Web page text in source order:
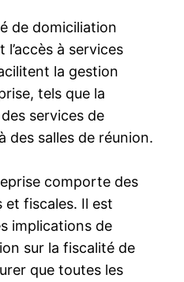
de domiciliation
à services
la gestion
tels que la
services de
des salles de réunion.
comporte des
et fiscales. Il est
implications de
sur la fiscalité de
que toutes les